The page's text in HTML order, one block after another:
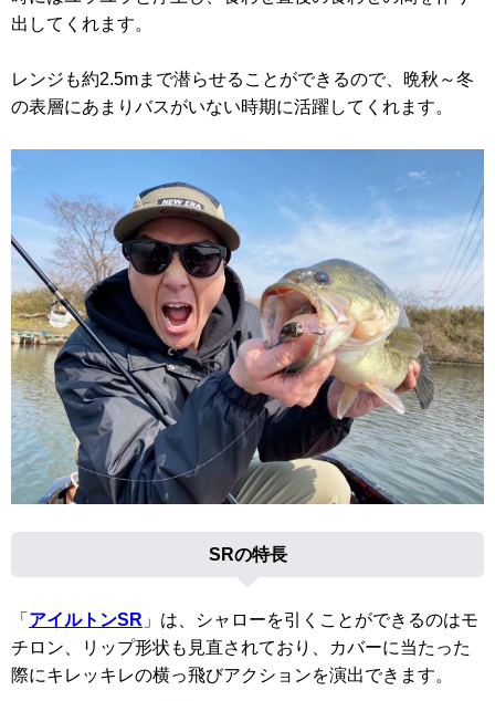
出してくれます。
レンジも約2.5mまで潜らせることができるので、晩秋～冬
の表層にあまりバスがいない時期に活躍してくれます。
SRの特長
「 アイルトンSR 」は、シャローを引くことができるのはモ
チロン、リップ形状も見直されており、カバーに当たった
際にキレッキレの横っ飛びアクションを演出できます。